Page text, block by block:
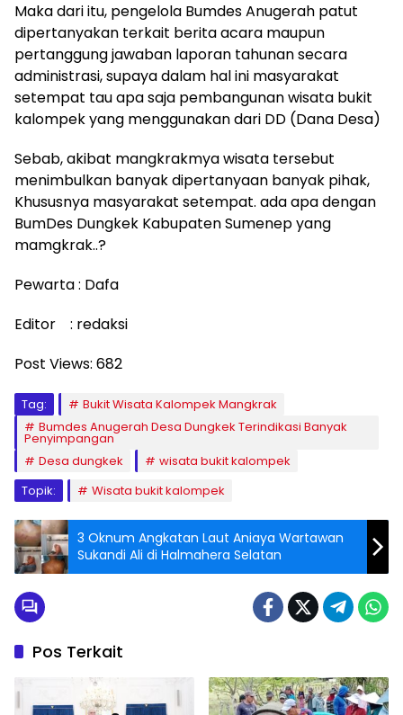
Maka dari itu, pengelola Bumdes Anugerah patut
dipertanyakan terkait berita acara maupun
pertanggung jawaban laporan tahunan secara
administrasi, supaya dalam hal ini masyarakat
setempat tau apa saja pembangunan wisata bukit
kalompek yang menggunakan dari DD (Dana Desa)
Sebab, akibat mangkrakmya wisata tersebut
menimbulkan banyak dipertanyaan banyak pihak,
Khususnya masyarakat setempat. ada apa dengan
BumDes Dungkek Kabupaten Sumenep yang
mamgkrak..?
Pewarta : Dafa
Editor : redaksi
Post Views: 682
Tag:
Bukit Wisata Kalompek Mangkrak
Bumdes Anugerah Desa Dungkek Terindikasi Banyak
Penyimpangan
Desa dungkek
wisata bukit kalompek
Topik:
Wisata bukit kalompek
3 Oknum Angkatan Laut Aniaya Wartawan
Sukandi Ali di Halmahera Selatan
Pos Terkait